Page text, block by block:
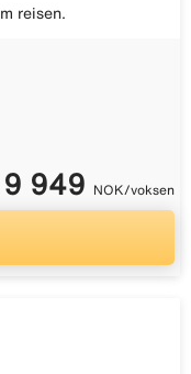
reisen.
9 949 NOK/voksen